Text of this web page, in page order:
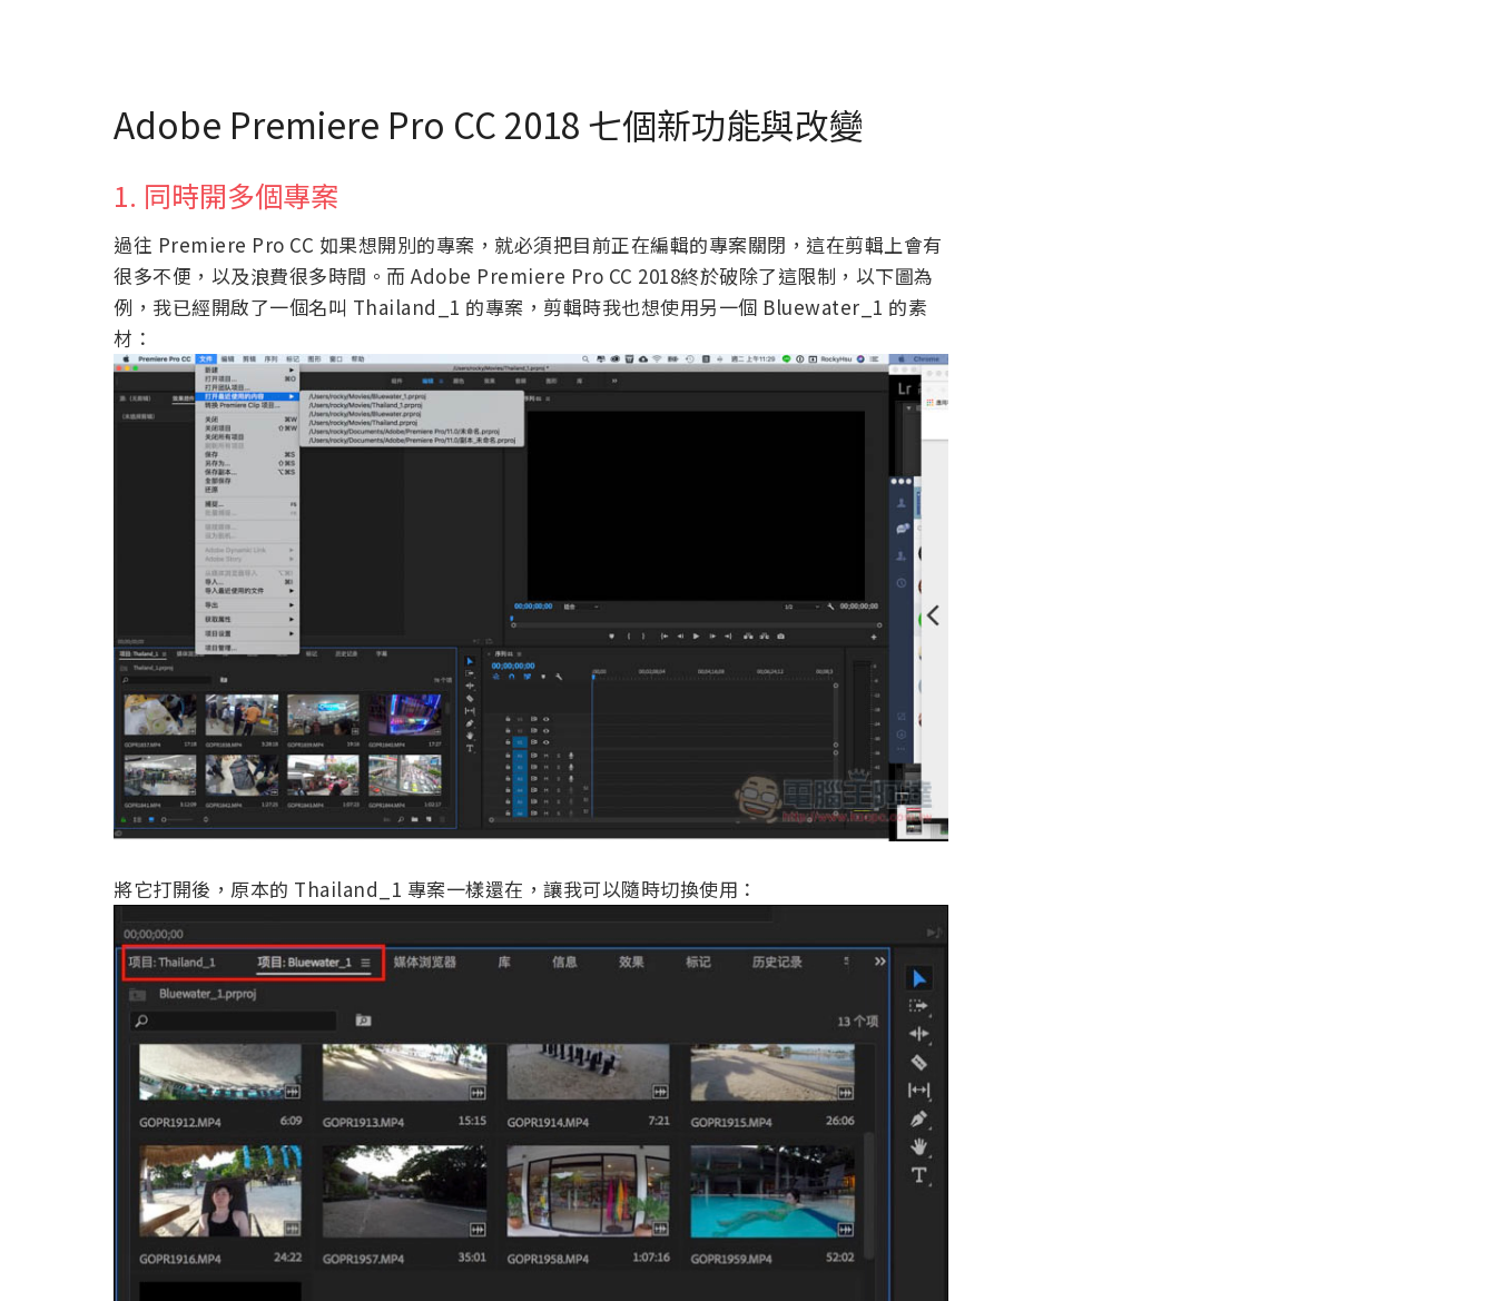
Adobe Premiere Pro CC 2018 七個新功能與改變
1. 同時開多個專案
過往 Premiere Pro CC 如果想開別的專案，就必須把目前正在編輯的專案關閉，這在剪輯上會有
很多不便，以及浪費很多時間。而 Adobe Premiere Pro CC 2018終於破除了這限制，以下圖為
例，我已經開啟了一個名叫 Thailand_1 的專案，剪輯時我也想使用另一個 Bluewater_1 的素
材：
將它打開後，原本的 Thailand_1 專案一樣還在，讓我可以隨時切換使用：